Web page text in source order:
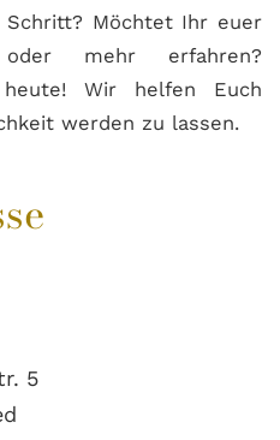
Möchtet Ihr euer
mehr erfahren?
Wir helfen Euch
werden zu lassen.
5